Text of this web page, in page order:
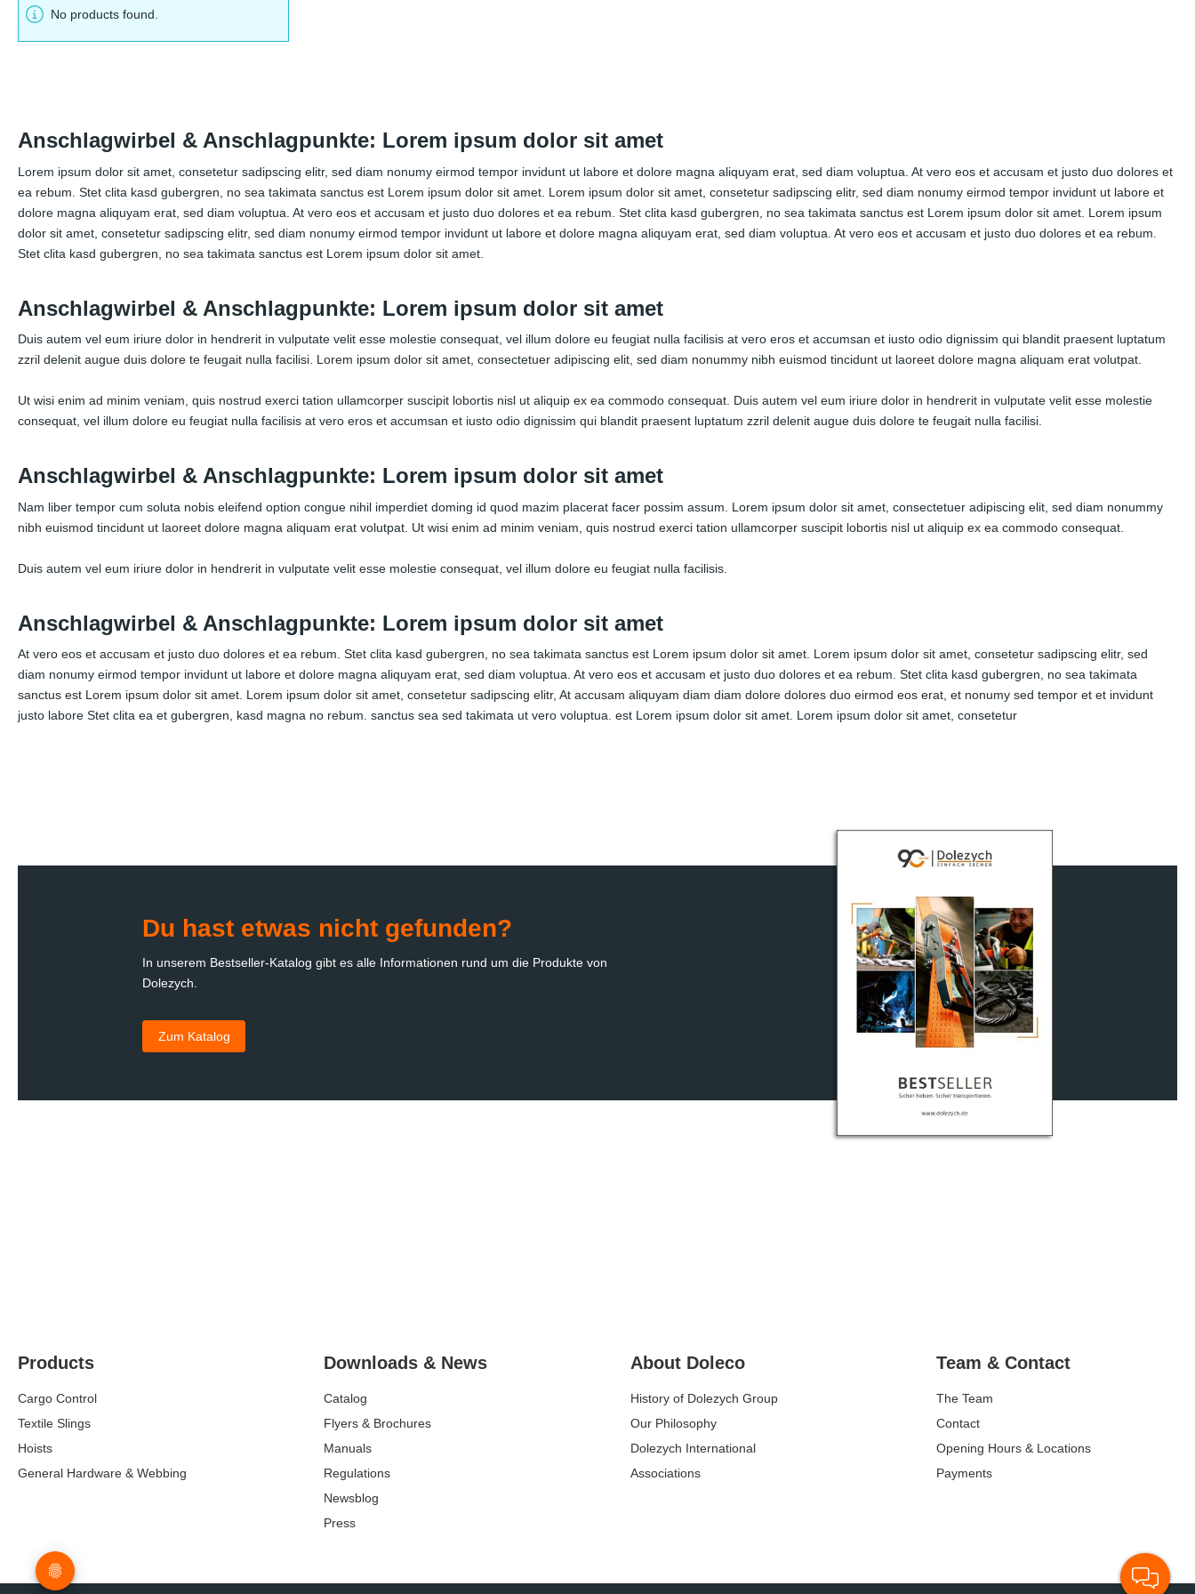
No products found.
Anschlagwirbel & Anschlagpunkte: Lorem ipsum dolor sit amet
Lorem ipsum dolor sit amet, consetetur sadipscing elitr, sed diam nonumy eirmod tempor invidunt ut labore et dolore magna aliquyam erat, sed diam voluptua. At vero eos et accusam et justo duo dolores et
ea rebum. Stet clita kasd gubergren, no sea takimata sanctus est Lorem ipsum dolor sit amet. Lorem ipsum dolor sit amet, consetetur sadipscing elitr, sed diam nonumy eirmod tempor invidunt ut labore et
dolore magna aliquyam erat, sed diam voluptua. At vero eos et accusam et justo duo dolores et ea rebum. Stet clita kasd gubergren, no sea takimata sanctus est Lorem ipsum dolor sit amet. Lorem ipsum
dolor sit amet, consetetur sadipscing elitr, sed diam nonumy eirmod tempor invidunt ut labore et dolore magna aliquyam erat, sed diam voluptua. At vero eos et accusam et justo duo dolores et ea rebum.
Stet clita kasd gubergren, no sea takimata sanctus est Lorem ipsum dolor sit amet.
Anschlagwirbel & Anschlagpunkte: Lorem ipsum dolor sit amet
Duis autem vel eum iriure dolor in hendrerit in vulputate velit esse molestie consequat, vel illum dolore eu feugiat nulla facilisis at vero eros et accumsan et iusto odio dignissim qui blandit praesent luptatum
zzril delenit augue duis dolore te feugait nulla facilisi. Lorem ipsum dolor sit amet, consectetuer adipiscing elit, sed diam nonummy nibh euismod tincidunt ut laoreet dolore magna aliquam erat volutpat.
Ut wisi enim ad minim veniam, quis nostrud exerci tation ullamcorper suscipit lobortis nisl ut aliquip ex ea commodo consequat. Duis autem vel eum iriure dolor in hendrerit in vulputate velit esse molestie
consequat, vel illum dolore eu feugiat nulla facilisis at vero eros et accumsan et iusto odio dignissim qui blandit praesent luptatum zzril delenit augue duis dolore te feugait nulla facilisi.
Anschlagwirbel & Anschlagpunkte: Lorem ipsum dolor sit amet
Nam liber tempor cum soluta nobis eleifend option congue nihil imperdiet doming id quod mazim placerat facer possim assum. Lorem ipsum dolor sit amet, consectetuer adipiscing elit, sed diam nonummy
nibh euismod tincidunt ut laoreet dolore magna aliquam erat volutpat. Ut wisi enim ad minim veniam, quis nostrud exerci tation ullamcorper suscipit lobortis nisl ut aliquip ex ea commodo consequat.
Duis autem vel eum iriure dolor in hendrerit in vulputate velit esse molestie consequat, vel illum dolore eu feugiat nulla facilisis.
Anschlagwirbel & Anschlagpunkte: Lorem ipsum dolor sit amet
At vero eos et accusam et justo duo dolores et ea rebum. Stet clita kasd gubergren, no sea takimata sanctus est Lorem ipsum dolor sit amet. Lorem ipsum dolor sit amet, consetetur sadipscing elitr, sed
diam nonumy eirmod tempor invidunt ut labore et dolore magna aliquyam erat, sed diam voluptua. At vero eos et accusam et justo duo dolores et ea rebum. Stet clita kasd gubergren, no sea takimata
sanctus est Lorem ipsum dolor sit amet. Lorem ipsum dolor sit amet, consetetur sadipscing elitr, At accusam aliquyam diam diam dolore dolores duo eirmod eos erat, et nonumy sed tempor et et invidunt
justo labore Stet clita ea et gubergren, kasd magna no rebum. sanctus sea sed takimata ut vero voluptua. est Lorem ipsum dolor sit amet. Lorem ipsum dolor sit amet, consetetur
Du hast etwas nicht gefunden?
In unserem Bestseller-Katalog gibt es alle Informationen rund um die Produkte von
Dolezych.
Zum Katalog
Products
Cargo Control
Textile Slings
Hoists
General Hardware & Webbing
Downloads & News
Catalog
Flyers & Brochures
Manuals
Regulations
Newsblog
Press
About Doleco
History of Dolezych Group
Our Philosophy
Dolezych International
Associations
Team & Contact
The Team
Contact
Opening Hours & Locations
Payments